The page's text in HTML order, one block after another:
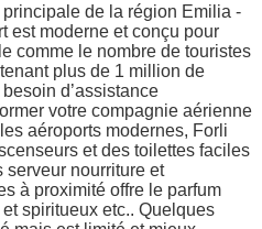
de la région Emilia -
est moderne et conçu pour
comme le nombre de touristes
plus de 1 million de
d’assistance
votre compagnie aérienne
aéroports modernes, Forli
et des toilettes faciles
serveur nourriture et
à proximité offre le parfum
spiritueux etc.. Quelques